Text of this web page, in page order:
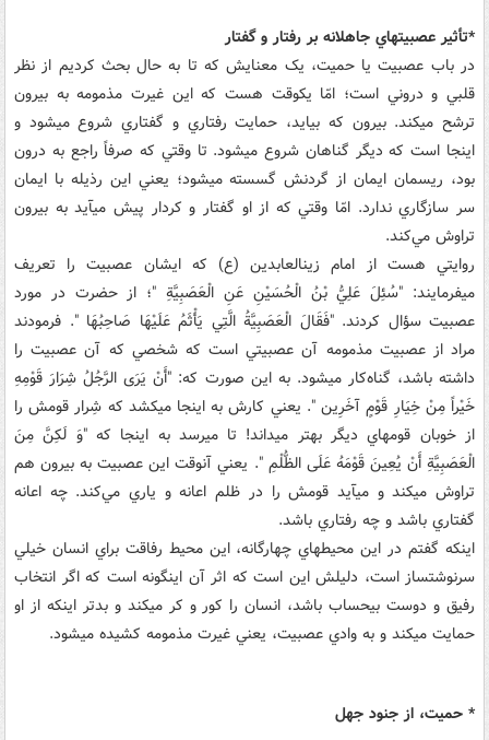
*تأثير عصبيت‏هاي جاهلانه بر رفتار و گفتار
در باب عصبيت يا حميت، يک معنايش که تا به حال بحث کرديم از نظر
قلبي و دروني است؛ امّا يک‏وقت هست که اين غيرت مذمومه به بيرون
ترشح مي‏کند. بيرون که بيايد، حمايت رفتاري و گفتاري شروع مي‏شود و
اينجا است که ديگر گناهان شروع مي‏شود. تا وقتي که صرفاً راجع به درون
بود، ريسمان ايمان از گردنش گسسته مي‏شود؛ يعني اين رذيله با ايمان
سر سازگاري ندارد. امّا وقتي که از او گفتار و کردار پيش مي‏آيد به بيرون
تراوش مي‌کند.
روايتي هست از امام زين‏العابدين (ع) که ايشان عصبيت را تعريف
مي‏فرمايند: "سُئِلَ عَلِيُّ بْنُ الْحُسَيْنِ عَنِ الْعَصَبِيَّةِ "؛ از حضرت در مورد
عصبيت سؤال کردند. "فَقَالَ الْعَصَبِيَّةُ الَّتِي يَأْثَمُ عَلَيْهَا صَاحِبُهَا ". فرمودند
مراد از عصبيت مذمومه آن عصبيتي است که شخصي که آن عصبيت را
داشته باشد، گناه‌کار مي‏شود. به اين صورت که: "أَنْ يَرَى الرَّجُلُ شِرَارَ قَوْمِهِ
خَيْراً مِنْ خِيَارِ قَوْمٍ آخَرِين ". يعني کارش به اينجا مي‏کشد که شِرار قومش را
از خوبان قوم‏هاي ديگر بهتر مي‏داند! تا مي‏رسد به اينجا که "وَ لَکِنَّ مِنَ
الْعَصَبِيَّةِ أَنْ يُعِينَ قَوْمَهُ عَلَى الظُّلْمِ ". يعني آن‏وقت اين عصبيت به بيرون هم
تراوش مي‏کند و مي‏آيد قومش را در ظلم اعانه و ياري مي‌کند. چه اعانه
گفتاري باشد و چه رفتاري باشد.
اينکه گفتم در اين محيط‏هاي چهارگانه، اين محيط رفاقت براي انسان خيلي
سرنوشت‏ساز است، دليلش اين است که اثر آن اين‏گونه است که اگر انتخاب
رفيق و دوست بي‏حساب باشد، انسان را کور و کر مي‏کند و بدتر اينکه از او
حمايت مي‏کند و به وادي عصبيت، يعني غيرت مذمومه کشيده مي‏شود.
* حميت، از جنود جهل